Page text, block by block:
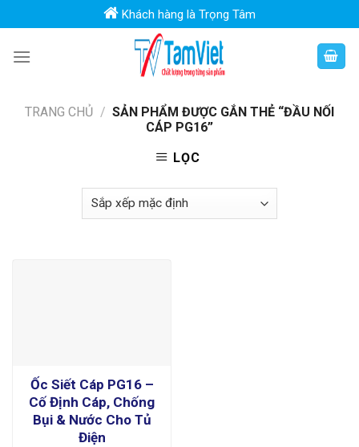
to
content
Khách hàng là Trọng Tâm
TRANG CHỦ / SẢN PHẨM ĐƯỢC GẮN THẺ “ĐẦU NỐI
CÁP PG16”
LỌC
Ốc Siết Cáp PG16 –
Cố Định Cáp, Chống
Bụi & Nước Cho Tủ
Điện